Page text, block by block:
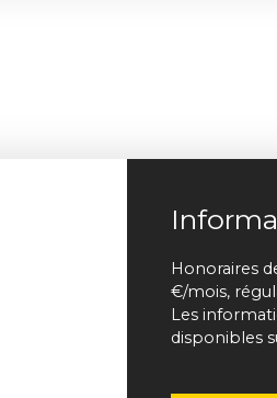
Honoraires
€/mois,
Les
disponibles